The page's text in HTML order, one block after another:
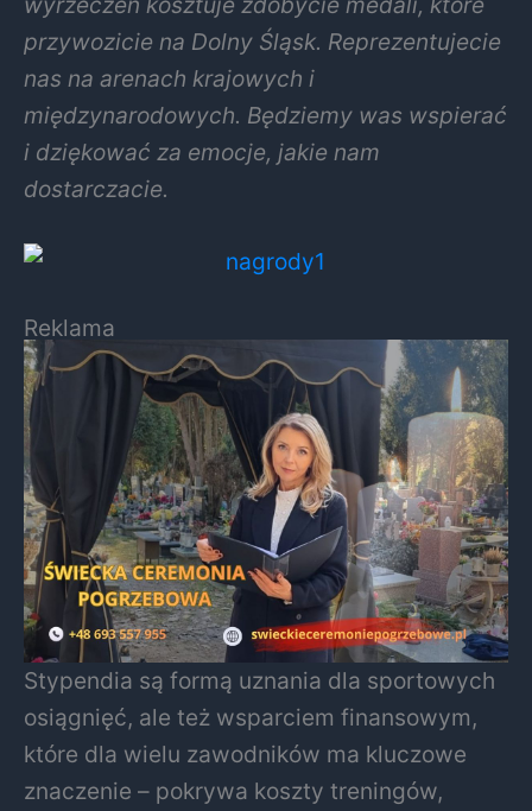
przywozicie na Dolny Śląsk. Reprezentujecie
nas na arenach krajowych i
międzynarodowych. Będziemy was wspierać
i dziękować za emocje, jakie nam
dostarczacie.
Reklama
Stypendia są formą uznania dla sportowych
osiągnięć, ale też wsparciem finansowym,
które dla wielu zawodników ma kluczowe
znaczenie – pokrywa koszty treningów,